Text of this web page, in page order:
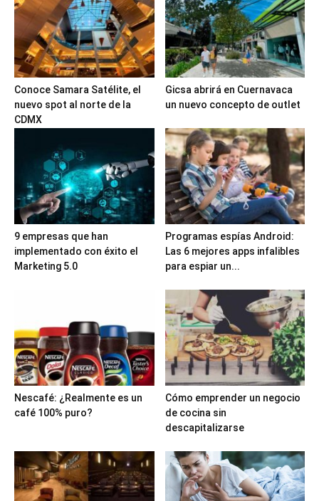
Conoce Samara Satélite, el
nuevo spot al norte de la
CDMX
Gicsa abrirá en Cuernavaca
un nuevo concepto de outlet
9 empresas que han
implementado con éxito el
Marketing 5.0
Programas espías Android:
Las 6 mejores apps infalibles
para espiar un...
Nescafé: ¿Realmente es un
café 100% puro?
Cómo emprender un negocio
de cocina sin
descapitalizarse